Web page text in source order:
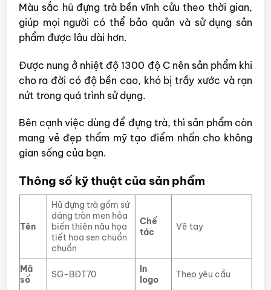
Màu sắc hũ đựng trà bền vĩnh cửu theo thời gian,
giúp mọi người có thể bảo quản và sử dụng sản
phẩm được lâu dài hơn.
Được nung ở nhiệt độ 1300 độ C nên sản phẩm khi
cho ra đời có độ bền cao, khó bị trầy xước và rạn
nứt trong quá trình sử dụng.
Bên cạnh việc dùng để đựng trà, thì sản phẩm còn
mang vẻ đẹp thẩm mỹ tạo điểm nhấn cho không
gian sống của bạn.
Thông số kỹ thuật của sản phẩm
Tên
Hũ đựng trà gốm sứ
dáng tròn men hỏa
biến thiên nâu họa
tiết hoa sen chuồn
chuồn
Chế
tác
Vẽ tay
Mã
số
SG-BĐT70
In
logo
Theo yêu cầu